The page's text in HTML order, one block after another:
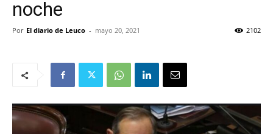
noche
Por El diario de Leuco - mayo 20, 2021 2102